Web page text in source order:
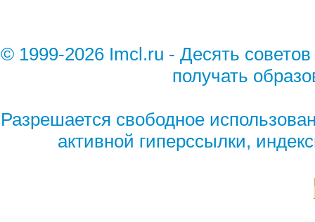
© 1999-2026 Imcl.ru - Десять
получать
Разрешается свободное
активной гиперссылки,